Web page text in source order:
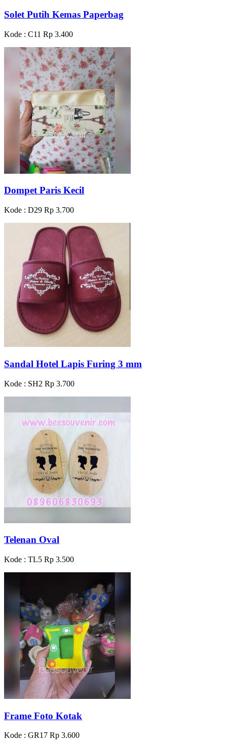
Solet Putih Kemas Paperbag
Kode : C11 Rp 3.400
Dompet Paris Kecil
Kode : D29 Rp 3.700
Sandal Hotel Lapis Furing 3 mm
Kode : SH2 Rp 3.700
Telenan Oval
Kode : TL5 Rp 3.500
Frame Foto Kotak
Kode : GR17 Rp 3.600